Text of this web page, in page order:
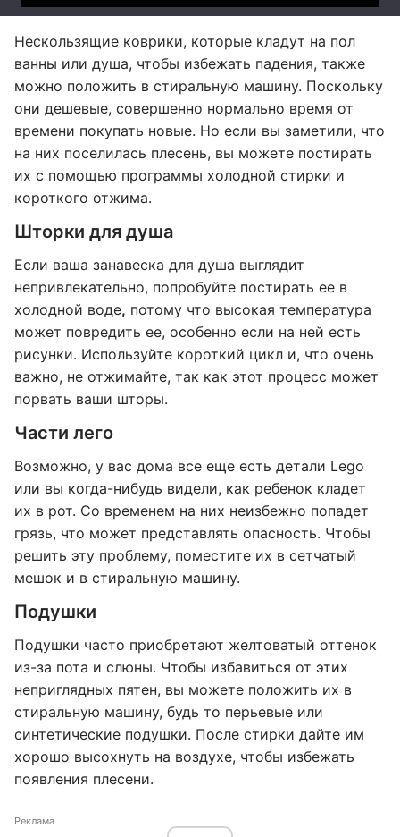
Нескользящие коврики, которые кладут на пол
ванны или душа, чтобы избежать падения, также
можно положить в стиральную машину. Поскольку
они дешевые, совершенно нормально время от
времени покупать новые. Но если вы заметили, что
на них поселилась плесень, вы можете постирать
их с помощью программы холодной стирки и
короткого отжима.
Шторки для душа
Если ваша занавеска для душа выглядит
непривлекательно, попробуйте постирать ее в
холодной воде, потому что высокая температура
может повредить ее, особенно если на ней есть
рисунки. Используйте короткий цикл и, что очень
важно, не отжимайте, так как этот процесс может
порвать ваши шторы.
Части лего
Возможно, у вас дома все еще есть детали Lego
или вы когда-нибудь видели, как ребенок кладет
их в рот. Со временем на них неизбежно попадет
грязь, что может представлять опасность. Чтобы
решить эту проблему, поместите их в сетчатый
мешок и в стиральную машину.
Подушки
Подушки часто приобретают желтоватый оттенок
из-за пота и слюны. Чтобы избавиться от этих
неприглядных пятен, вы можете положить их в
стиральную машину, будь то перьевые или
синтетические подушки. После стирки дайте им
хорошо высохнуть на воздухе, чтобы избежать
появления плесени.
Реклама